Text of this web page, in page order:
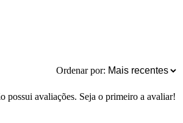
Ordenar por:
possui avaliações. Seja o primeiro a avaliar!